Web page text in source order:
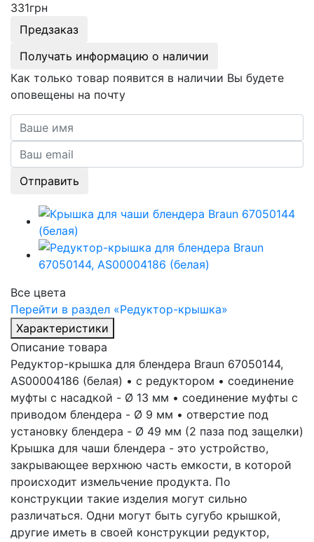
331грн
Предзаказ
Получать информацию о наличии
Как только товар появится в наличии Вы будете
оповещены на почту
Отправить
Все цвета
Перейти в раздел «Редуктор-крышка»
Характеристики
Описание товара
Редуктор-крышка для блендера Braun 67050144,
AS00004186 (белая) • с редуктором • соединение
муфты с насадкой - Ø 13 мм • соединение муфты с
приводом блендера - Ø 9 мм • отверстие под
установку блендера - Ø 49 мм (2 паза под защелки)
Крышка для чаши блендера - это устройство,
закрывающее верхнюю часть емкости, в которой
происходит измельчение продукта. По
конструкции такие изделия могут сильно
различаться. Одни могут быть сугубо крышкой,
другие иметь в своей конструкции редуктор,